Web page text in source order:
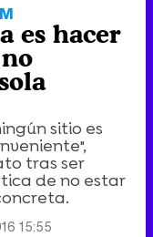
es hacer
sitio es
tras ser
de no estar
15:55